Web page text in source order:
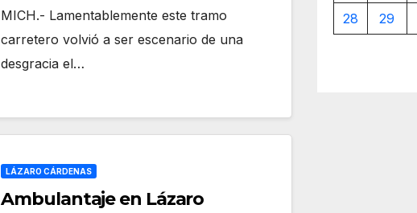
MICH.- Lamentablemente este tramo
carretero volvió a ser escenario de una
desgracia el…
LÁZARO CÁRDENAS
Ambulantaje en Lázaro
28
29